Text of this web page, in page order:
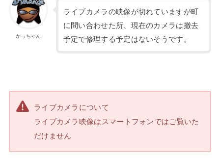
かっちゃん
ライブカメラの映像が切れていますが町
に問い合わせた所、現在のカメラは撤去
予定で修理する予定はないそうです。
ライブカメラについて
ライブカメラ映像はスマートフォンではご覧いた
だけません